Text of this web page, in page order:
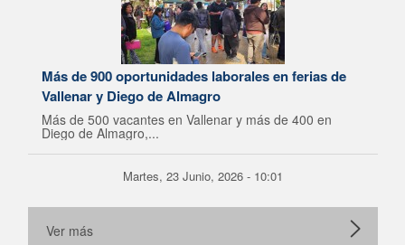
Más de 900 oportunidades laborales en ferias de
Vallenar y Diego de Almagro
Más de 500 vacantes en Vallenar y más de 400 en
Diego de Almagro,...
Martes, 23 Junio, 2026 - 10:01
Ver más